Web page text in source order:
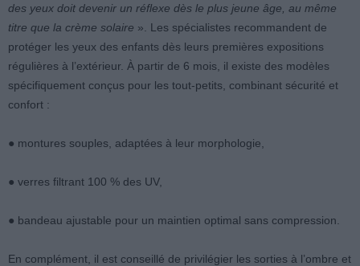
des yeux doit devenir un réflexe dès le plus jeune âge, au même
titre que la crème solaire ». Les spécialistes recommandent de
protéger les yeux des enfants dès leurs premières expositions
régulières à l’extérieur. À partir de 6 mois, il existe des modèles
spécifiquement conçus pour les tout-petits, combinant sécurité et
confort :
● montures souples, adaptées à leur morphologie,
● verres filtrant 100 % des UV,
● bandeau ajustable pour un maintien optimal sans compression.
En complément, il est conseillé de privilégier les sorties à l’ombre et